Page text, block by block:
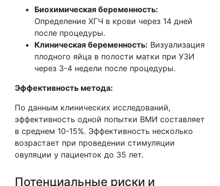
Биохимическая беременность:
Определение ХГЧ в крови через 14 дней
после процедуры.
Клиническая беременность: Визуализация
плодного яйца в полости матки при УЗИ
через 3-4 недели после процедуры.
Эффективность метода:
По данным клинических исследований,
эффективность одной попытки ВМИ составляет
в среднем 10-15%. Эффективность несколько
возрастает при проведении стимуляции
овуляции у пациенток до 35 лет.
Потенциальные риски и